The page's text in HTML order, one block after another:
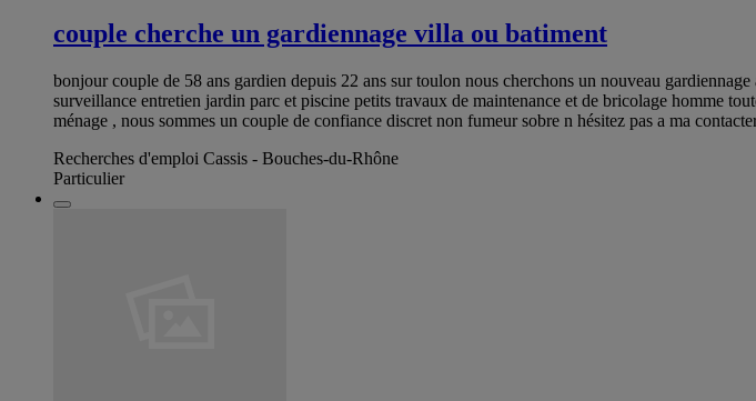
couple cherche un gardiennage villa ou batiment
bonjour couple de 58 ans gardien depuis 22 ans sur toulon nous cherchons un nouveau
surveillance entretien jardin parc et piscine petits travaux de maintenance et de bricolage homme
ménage , nous sommes un couple de confiance discret non fumeur sobre n hésitez pas a ma
Recherches d'emploi Cassis - Bouches-du-Rhône
Particulier